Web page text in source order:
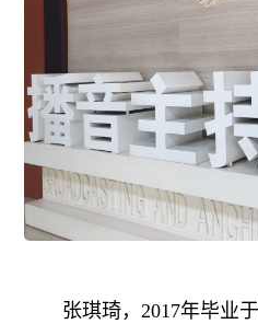
张琪琦，2017年毕业于